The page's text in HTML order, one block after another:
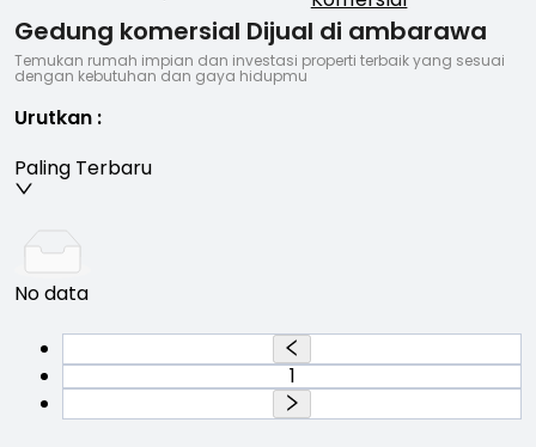
Gedung komersial Dijual di ambarawa
Temukan rumah impian dan investasi properti terbaik yang sesuai
dengan kebutuhan dan gaya hidupmu
Urutkan :
Paling Terbaru
No data
1